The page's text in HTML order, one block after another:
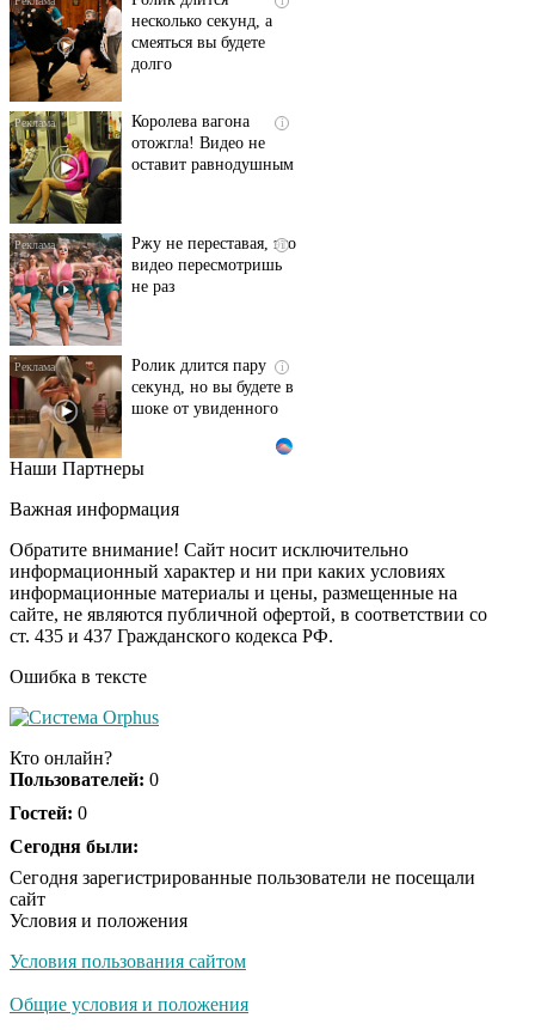
несколько секунд, а
смеяться вы будете
Королева вагона
отожгла! Видео не
оставит равнодушным
Ржу не переставая, это
видео пересмотришь
не раз
Ролик длится пару
секунд, но вы будете в
шоке от увиденного
Этот танец невесты
Пересмотрела 10 раз
i
Ролик из Омска: вы
будете смеяться долго
Наши Партнеры
Важная информация
Обратите внимание! Сайт носит исключительно
информационный характер и ни при каких условиях
информационные материалы и цены, размещенные на
сайте, не являются публичной офертой, в соответствии со
ст. 435 и 437 Гражданского кодекса РФ.
Ошибка в тексте
Кто онлайн?
Пользователей: 0
Гостей: 0
Сегодня были:
Сегодня зарегистрированные пользователи не посещали
сайт
Условия и положения
Условия пользования сайтом
Общие условия и положения